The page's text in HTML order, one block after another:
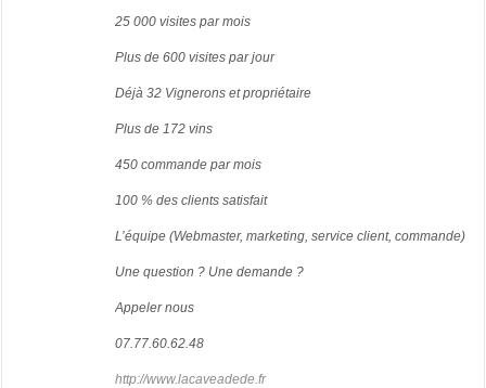
25 000 visites par mois
Plus de 600 visites par jour
Déjà 32 Vignerons et propriétaire
Plus de 172 vins
450 commande par mois
100 % des clients satisfait
L’équipe (Webmaster, marketing, service client, commande)
Une question ? Une demande ?
Appeler nous
07.77.60.62.48
http://www.lacaveadede.fr